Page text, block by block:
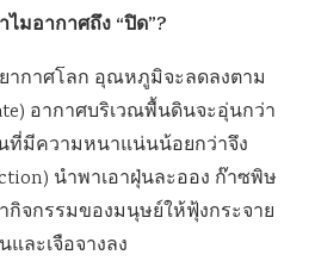
มอากาศถึง “ปิด”?
ากาศโลก อุณหภูมิจะลดลงตาม
อากาศบริเวณพื้นดินจะอุ่นกว่า
ที่มีความหนาแน่นน้อยกว่าจึง
นำพาเอาฝุ่นละออง ก๊าซพิษ
กิจกรรมของมนุษย์ให้ฟุ้งกระจาย
ละเจือจางลง